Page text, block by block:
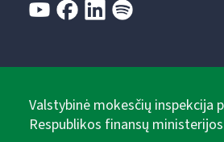
Valstybinė mokesčių inspekcija
Respublikos finansų ministerijos